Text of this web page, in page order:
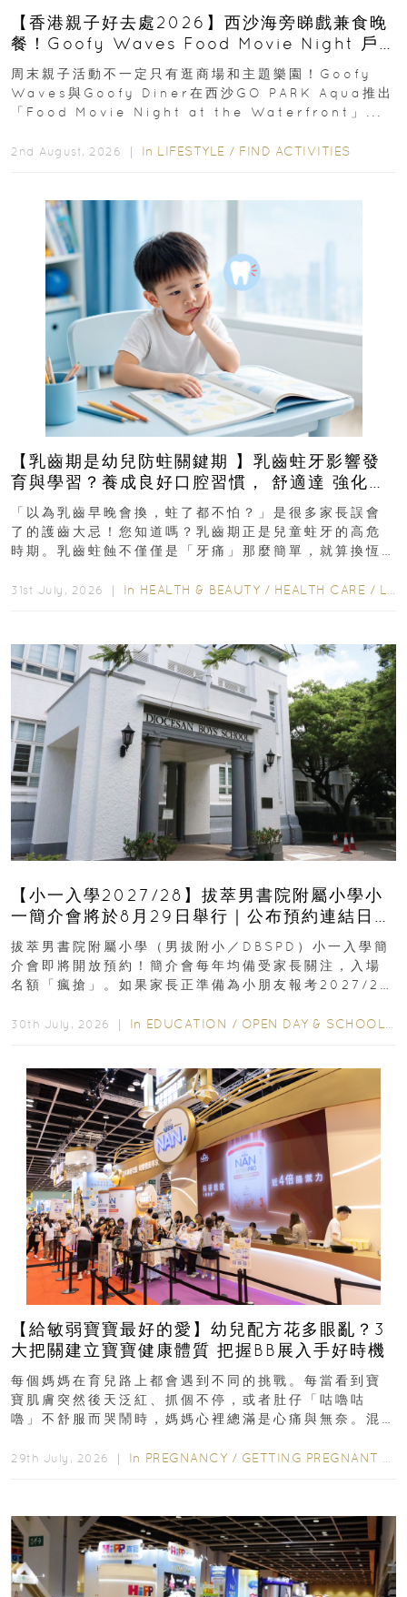
【香港親子好去處2026】西沙海旁睇戲兼食晚
餐！Goofy Waves Food Movie Night 戶
外影院逢週末登場
周末親子活動不一定只有逛商場和主題樂園！Goofy
Waves與Goofy Diner在西沙GO PARK Aqua推出
「Food Movie Night at the Waterfront」...
2nd August, 2026 ｜ In LIFESTYLE / FIND ACTIVITIES
【乳齒期是幼兒防蛀關鍵期 】乳齒蛀牙影響發
育與學習？養成良好口腔習慣， 舒適達 強化琺
瑯質 兒童牙膏防護指南
「以為乳齒早晚會換，蛀了都不怕？」是很多家長誤會
了的護齒大忌！您知道嗎？乳齒期正是兒童蛀牙的高危
時期。乳齒蛀蝕不僅僅是「牙痛」那麼簡單，就算換恆
31st July, 2026 ｜ In HEALTH & BEAUTY / HEALTH CARE / LIFESTYLE
【小一入學2027/28】拔萃男書院附屬小學小
一簡介會將於8月29日舉行｜公布預約連結日期
｜更設有網上重溫
拔萃男書院附屬小學（男拔附小／DBSPD）小一入學簡
介會即將開放預約！簡介會每年均備受家長關注，入場
名額「瘋搶」。如果家長正準備為小朋友報考2027/28
30th July, 2026 ｜ In EDUCATION / OPEN DAY & SCHOOL EVENTS
【給敏弱寶寶最好的愛】幼兒配方花多眼亂？3
大把關建立寶寶健康體質 把握BB展入手好時機
每個媽媽在育兒路上都會遇到不同的挑戰。每當看到寶
寶肌膚突然後天泛紅、抓個不停，或者肚仔「咕嚕咕
嚕」不舒服而哭鬧時，媽媽心裡總滿是心痛與無奈。混
29th July, 2026 ｜ In PREGNANCY / GETTING PREGNANT